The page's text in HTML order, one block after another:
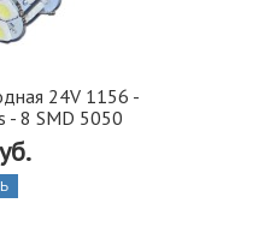
24V 1156 -
- 8 SMD 5050